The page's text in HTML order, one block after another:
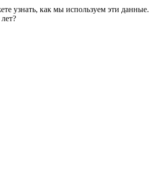
узнать, как мы используем эти данные.